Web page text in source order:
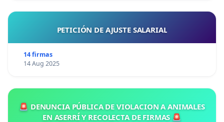
PETICIÓN DE AJUSTE SALARIAL
14 firmas
14 Aug 2025
🚨 DENUNCIA PÚBLICA DE VIOLACION A ANIMALES
EN ASERRÍ Y RECOLECTA DE FIRMAS 🚨